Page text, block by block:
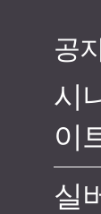
공
시
이
실